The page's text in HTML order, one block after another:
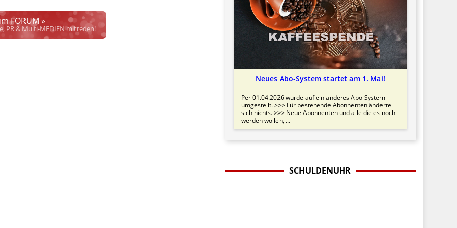
die Justiz im klaren ist, wodurch dieser und etliche
Dzt. herrscht auch in dem Bereich rechtsfreier
welches alleine aufgrund schwammiger Gesetze
FORUM »
PR & Multi-MEDIEN mitreden!
Neues Abo-System startet am 1. Mai!
Per 01.04.2026 wurde auf ein anderes Abo-System
umgestellt. >>> Für bestehende Abonnenten änderte
sich nichts. >>> Neue Abonnenten und alle die es noch
werden wollen, ...
SCHULDENUHR